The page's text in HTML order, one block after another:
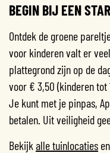
BEGIN BIJ EEN
Ontdek de groene
voor kinderen valt er
plattegrond zijn op de
voor € 3,50 (kinderen tot
Je kunt met je pinpas,
betalen. Uit veiligheid
Bekijk alle tuinlocaties